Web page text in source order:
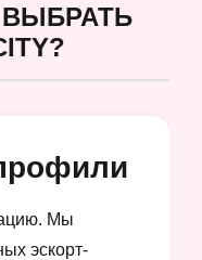
Мы
эскорт-